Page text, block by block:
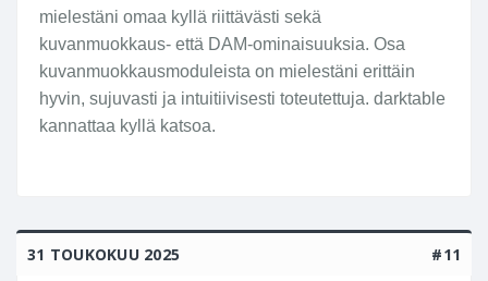
mielestäni omaa kyllä riittävästi sekä
kuvanmuokkaus- että DAM-ominaisuuksia. Osa
kuvanmuokkausmoduleista on mielestäni erittäin
hyvin, sujuvasti ja intuitiivisesti toteutettuja. darktable
kannattaa kyllä katsoa.
31 TOUKOKUU 2025 #11